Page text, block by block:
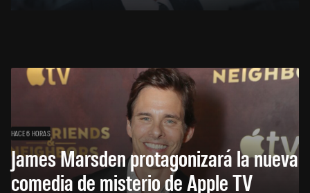
HACE 6 HORAS
James Marsden protagonizará la nueva
comedia de misterio de Apple TV